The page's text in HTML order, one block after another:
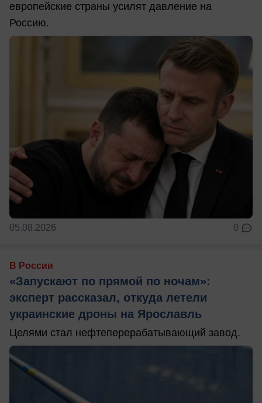
европейские страны усилят давление на
Россию.
05.08.2026 0
В России
«Запускают по прямой по ночам»:
эксперт рассказал, откуда летели
украинские дроны на Ярославль
Целями стал нефтеперерабатывающий завод.